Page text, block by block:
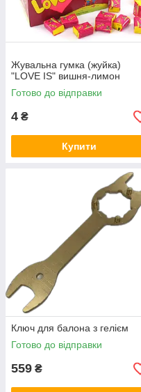
Жувальна гумка (жуйка)
"LOVE IS" вишня-лимон
Готово до відправки
4 ₴
Купити
Ключ для балона з гелієм
Готово до відправки
559 ₴